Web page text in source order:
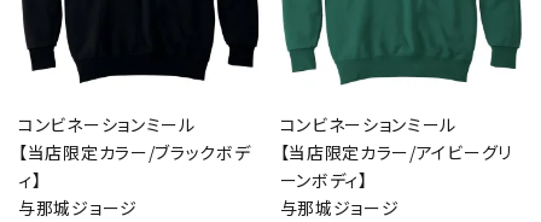
コンビネーションミール
【当店限定カラー/ブラックボデ
ィ】
与那城ジョージ
コンビネーションミール
【当店限定カラー/アイビーグリ
ーンボディ】
与那城ジョージ